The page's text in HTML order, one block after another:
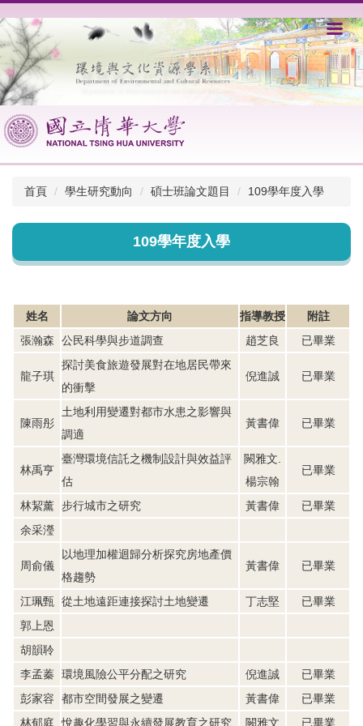
到
主
要
內
容
區
首頁 學生研究動向 碩士班論文題目 109學年度入學
109學年度入學
姓名 論文方向 指導教授
附註
張瀚森
公民科學與步道調查 趙芝良 已畢業
龍子琪
探討美食旅遊發展對在地居民帶來
的衝擊
倪進誠 已畢業
陳雨彤
土地利用變遷對都市水患之影響與
調適
黃書偉 已畢業
林禹亨
臺灣環境信託之機制設計與效益評
估
闕雅文.
楊宗翰
已畢業
林絜薰 步行城市之研究 黃書偉
已畢業
余采瀅
周俞儀
以地理加權迴歸分析探究房地產價
格趨勢
黃書偉 已畢業
江珮甄 從土地遠距連接探討土地變遷 丁志堅
已畢業
郭上恩
胡韻聆
李孟蓁 環境風險公平分配之研究 倪進誠
已畢業
彭家容
都市空間發展之變遷 黃書偉
已畢業
林郁庭
悅趣化學習與永續發展教育之研究 闕雅文 已畢業